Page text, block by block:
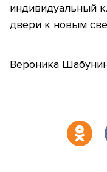
индивидуальный
двери к новым
Вероника